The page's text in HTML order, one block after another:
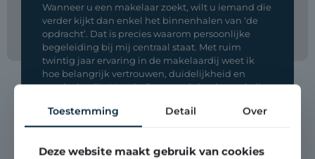
Wanneer u een makelaar zoekt, wilt u iemand die
verder kijkt dan enkel het binnenhalen van ‘de
opdracht’. Dat is precies waarom persoonlijke
begeleiding bij mij centraal staat. Met ruim
twintig jaar ervaring in de makelaardij weet ik
hoe belangrijk vertrouwen, duidelijkheid en
aandacht zijn. Vanuit die overtuiging bouwde ik
Toestemming Detail Over
Deze website maakt gebruik van cookies